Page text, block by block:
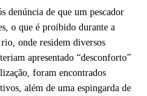
denúncia de que um pescador
o que é proibido durante a
onde residem diversos
apresentado “desconforto”
foram encontrados
além de uma espingarda de